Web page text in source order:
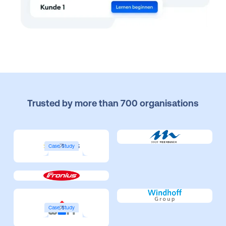
Trusted by more than 700 organisations
Case Study
Case Study